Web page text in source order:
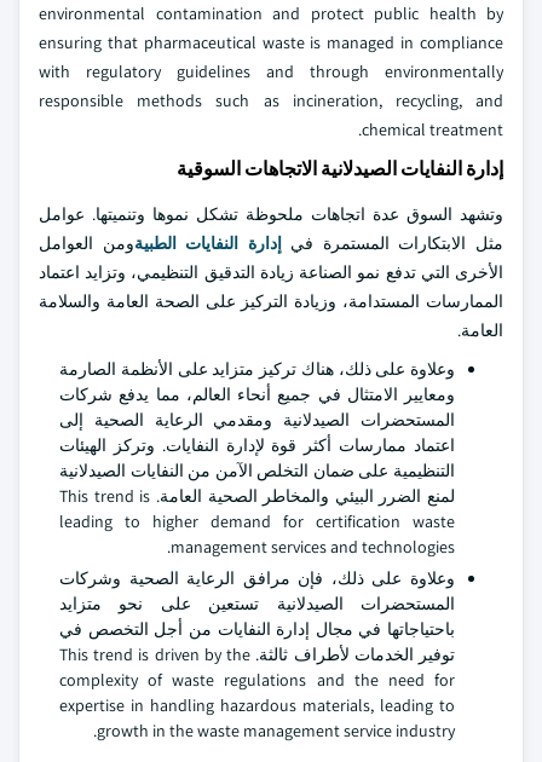
environmental contamination and protect public health by
ensuring that pharmaceutical waste is managed in compliance
with regulatory guidelines and through environmentally
responsible methods such as incineration, recycling, and
chemical treatment.
إدارة النفايات الصيدلانية الاتجاهات السوقية
وتشهد السوق عدة اتجاهات ملحوظة تشكل نموها وتنميتها. عوامل
مثل الابتكارات المستمرة فيإدارة النفايات الطبيةومن العوامل
الأخرى التي تدفع نمو الصناعة زيادة التدقيق التنظيمي، وتزايد اعتماد
الممارسات المستدامة، وزيادة التركيز على الصحة العامة والسلامة
العامة.
وعلاوة على ذلك، هناك تركيز متزايد على الأنظمة الصارمة
ومعايير الامتثال في جميع أنحاء العالم، مما يدفع شركات
المستحضرات الصيدلانية ومقدمي الرعاية الصحية إلى
اعتماد ممارسات أكثر قوة لإدارة النفايات. وتركز الهيئات
التنظيمية على ضمان التخلص الآمن من النفايات الصيدلانية
لمنع الضرر البيئي والمخاطر الصحية العامة. This trend is
leading to higher demand for certification waste
management services and technologies.
وعلاوة على ذلك، فإن مرافق الرعاية الصحية وشركات
المستحضرات الصيدلانية تستعين على نحو متزايد
باحتياجاتها في مجال إدارة النفايات من أجل التخصص في
توفير الخدمات لأطراف ثالثة. This trend is driven by the
complexity of waste regulations and the need for
expertise in handling hazardous materials, leading to
growth in the waste management service industry.